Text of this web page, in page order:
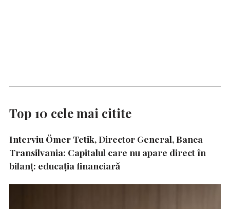
Top 10 cele mai citite
Interviu Ömer Tetik, Director General, Banca
Transilvania: Capitalul care nu apare direct în
bilanț: educația financiară